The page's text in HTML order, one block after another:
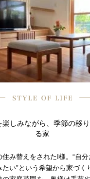
楽しみながら、季節の移
る家
み替えをされたI様。“自
い”という希望から家づく